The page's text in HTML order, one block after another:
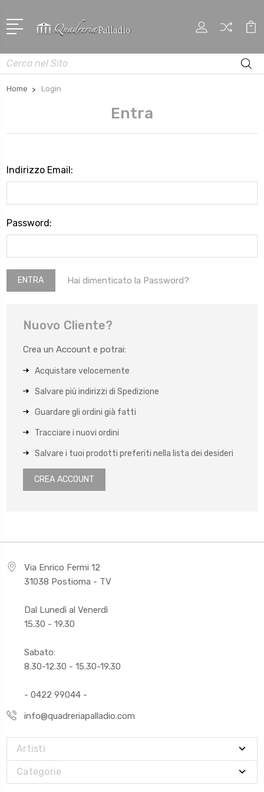
Cerca
Home Login
Entra
Indirizzo Email:
Password:
Hai dimenticato la Password?
Nuovo Cliente?
Crea un Account e potrai:
Acquistare velocemente
Salvare più indirizzi di Spedizione
Guardare gli ordini già fatti
Tracciare i nuovi ordini
Salvare i tuoi prodotti preferiti nella lista dei desideri
CREA ACCOUNT
Via Enrico Fermi 12
31038 Postioma - TV
Dal Lunedì al Venerdì
15.30 - 19.30
Sabato:
8.30-12.30 - 15.30-19.30
- 0422 99044 -
info@quadreriapalladio.com
Artisti
Categorie